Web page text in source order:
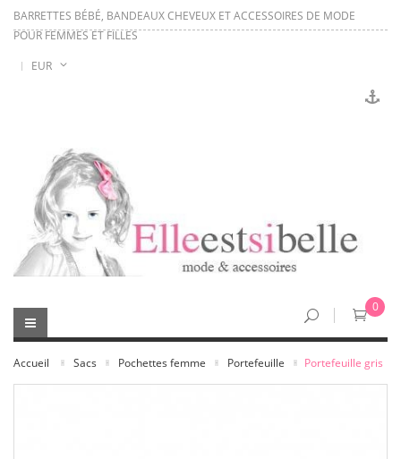
BARRETTES BÉBÉ, BANDEAUX CHEVEUX ET ACCESSOIRES DE MODE
POUR FEMMES ET FILLES
EUR
0
Accueil Sacs Pochettes femme Portefeuille Portefeuille gris